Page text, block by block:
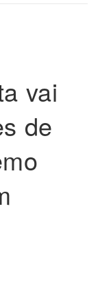
vai
de